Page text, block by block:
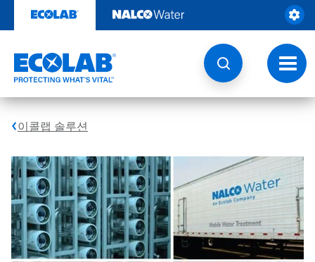
츠
기
토
글
내
비
이콜랩 솔루션